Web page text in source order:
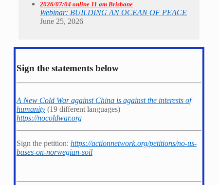
2026/07/04 online 11 am Brisbane
Webinar: BUILDING AN OCEAN OF PEACE
June 25, 2026
Sign the statements below
A New Cold War against China is against the interests of
humanity (19 different languages)
https://nocoldwar.org
Sign the petition: https://actionnetwork.org/petitions/no-us-
bases-on-norwegian-soil